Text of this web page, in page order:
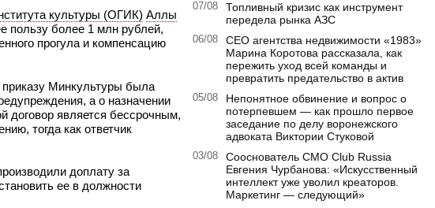
культуры (ОГИК) Аллы
пользу более 1 млн рублей,
прогула и компенсацию
приказу Минкультуры была
а о назначении
договор является бессрочным,
тогда как ответчик
доплату за
ее в должности
07/08
Топливный кризис как инструмент
передела рынка АЗС
06/08
CEO агентства недвижимости «1983»
Марина Коротова рассказала, как
пережить уход всей команды и
превратить предательство в актив
05/08
Непонятное обвинение и вопрос о
потерпевшем — как прошло первое
заседание по делу воронежского
адвоката Виктории Стуковой
03/08
Сооснователь CMO Club Russia
Евгения Чурбанова: «Искусственный
интеллект уже уволил креаторов.
Маркетинг — следующий»